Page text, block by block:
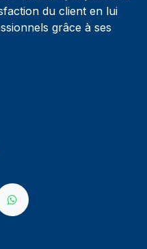
du client en lui
grâce à ses